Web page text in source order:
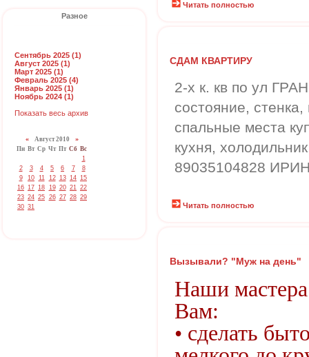
Разное
Сентябрь 2025 (1)
Август 2025 (1)
Март 2025 (1)
Февраль 2025 (4)
Январь 2025 (1)
Ноябрь 2024 (1)
Показать весь архив
«Август 2010 »
Пн Вт Ср Чт Пт Сб Вс
1
2
3 4 5 6 7
8
9
10 11 12 13 14 15
16 17 18 19 20 21 22
23 24 25 26 27 28 29
30 31
Читать полностью
СДАМ КВАРТИРУ
2-х к. кв по ул
состояние,
спальные места
кухня,
89035104828
Читать полностью
Вызывали? "Муж на день"
Наши
Вам:
• сделать